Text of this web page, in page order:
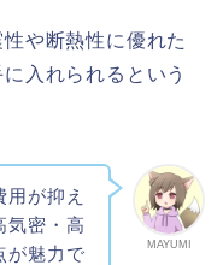
や断熱性に優れた
入れられるという
MAYUMI
が抑え
気密・高
が魅力で